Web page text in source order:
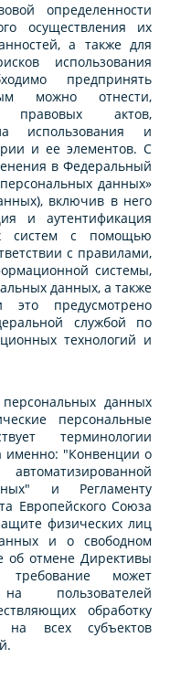
определенности
осуществления их
а также для
использования
предпринять
можно отнести,
правовых актов,
использования и
и ее элементов. С
в Федеральный
данных»
включив в него
и аутентификация
систем с помощью
с правилами,
системы,
данных, а также
предусмотрено
службой по
технологий и
данных
персональные
терминологии
именно: "Конвенции о
и Регламенту
Европейского Союза
физических лиц
и о свободном
об отмене Директивы
может
пользователей
обработку
всех субъектов